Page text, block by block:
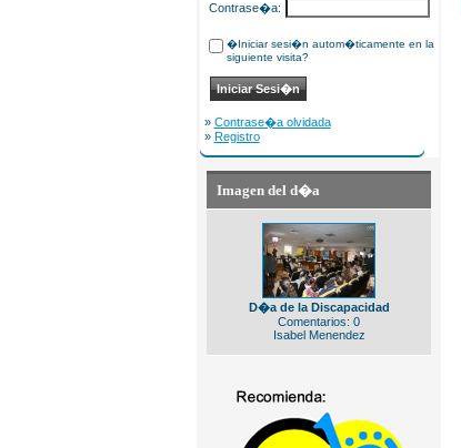
Contrase�a:
�Iniciar sesi�n autom�ticamente en la
siguiente visita?
» Contrase�a olvidada
» Registro
Imagen del d�a
D�a de la Discapacidad
Comentarios: 0
Isabel Menendez